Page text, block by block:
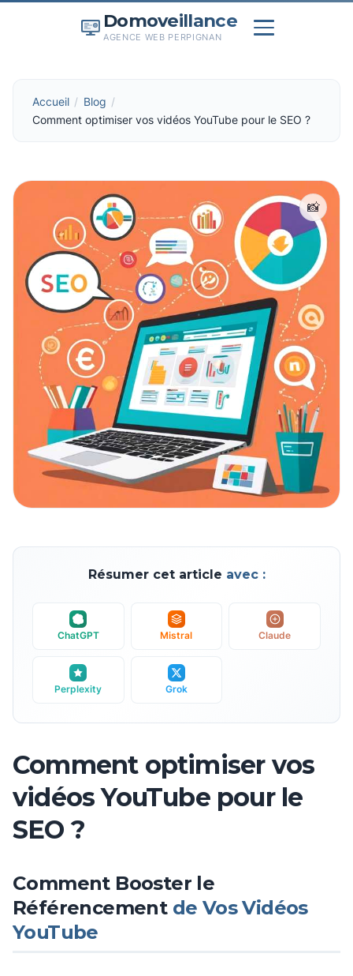
Domoveillance
AGENCE WEB PERPIGNAN
Accueil
Blog
Comment optimiser vos vidéos YouTube pour le SEO ?
Résumer cet article avec :
ChatGPT Mistral Claude
Perplexity Grok
Comment optimiser vos
vidéos YouTube pour le
SEO ?
Comment Booster le
Référencement de Vos Vidéos
YouTube